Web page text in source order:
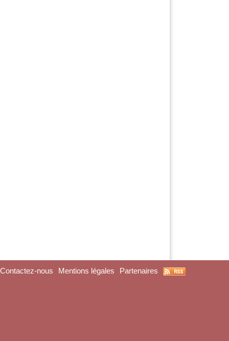
Contactez-nous Mentions légales Partenaires